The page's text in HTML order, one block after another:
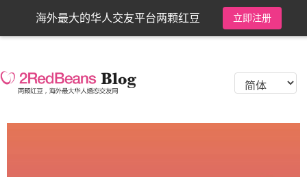
海外最大的华人交友平台两颗红豆 立即注册